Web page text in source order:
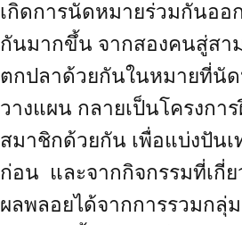
เกิดการนัดหมายร่วมกันอ
กันมากขึ้น จากสองคนสู่ส
ตกปลาด้วยกันในหมายที่นั
วางแผน กลายเป็นโครงกา
สมาชิกด้วยกัน เพื่อแบ่งปันเ
ก่อน และจากกิจกรรมที่เกี่
ผลพลอยได้จากการรวมกลุ่